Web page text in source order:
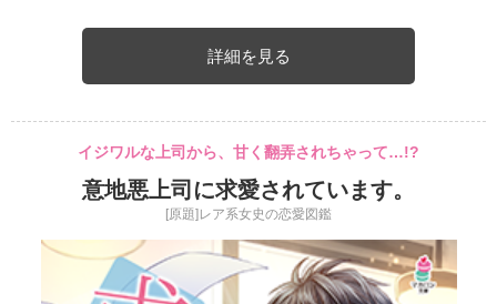
詳細を見る
イジワルな上司から、甘く翻弄されちゃって…!?
意地悪上司に求愛されています。
[原題]レア系女史の恋愛図鑑